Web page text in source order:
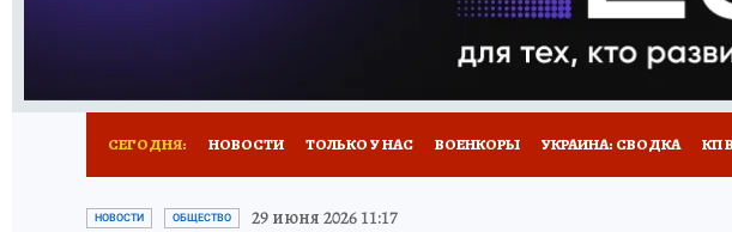
СЕГОДНЯ: НОВОСТИ ТОЛЬКО У НАС ВОЕНКОРЫ УКРАИНА: СВОДКА КП
ИСПЫТАНО НА СЕБЕ
НОВОСТИ ОБЩЕСТВО 29 июня 2026 11:17